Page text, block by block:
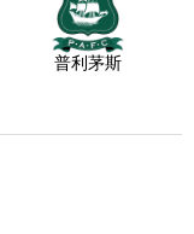
普利茅斯